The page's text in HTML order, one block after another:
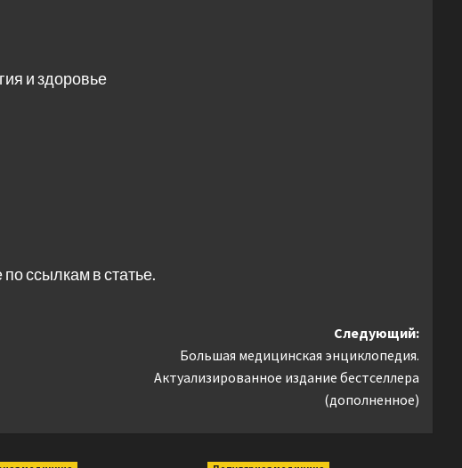
и здоровье
ссылкам в статье.
Следующий:
Большая медицинская энциклопедия.
Актуализированное издание бестселлера
(дополненное)